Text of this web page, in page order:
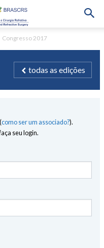
Congresso 2017
todas as edições
como ser um associado?).
seu login.